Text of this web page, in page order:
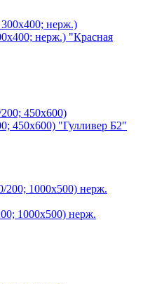
нерж.) "Красная
"Гулливер Б2"
1000х500) нерж.